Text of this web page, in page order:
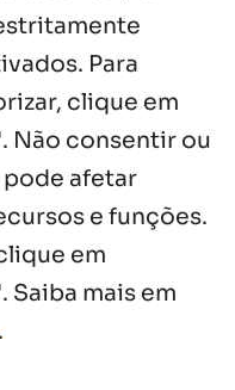
Para
clique em
Não consentir ou
afetar
e funções.
em
mais em
.